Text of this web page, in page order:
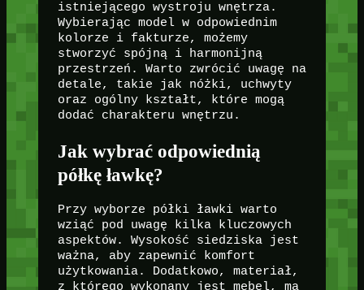
istniejącego wystroju wnętrza.
Wybierając model w odpowiednim
kolorze i fakturze, możemy
stworzyć spójną i harmonijną
przestrzeń. Warto zwrócić uwagę na
detale, takie jak nóżki, uchwyty
oraz ogólny kształt, które mogą
dodać charakteru wnętrzu.
Jak wybrać odpowiednią
półkę ławkę?
Przy wyborze półki ławki warto
wziąć pod uwagę kilka kluczowych
aspektów. Wysokość siedziska jest
ważna, aby zapewnić komfort
użytkowania. Dodatkowo, materiał,
z którego wykonany jest mebel, ma